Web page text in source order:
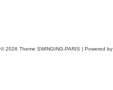
© 2026 Theme SWINGING-PARIS | Powered by